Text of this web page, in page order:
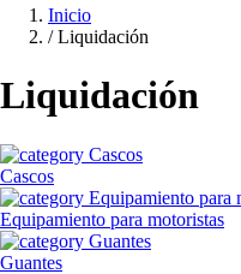
Inicio
/ Liquidación
Liquidación
Cascos
Equipamiento para motoristas
Guantes